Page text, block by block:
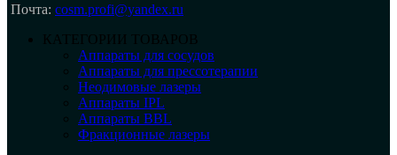
Почта: cosm.profi@yandex.ru
КАТЕГОРИИ ТОВАРОВ
Аппараты для сосудов
Аппараты для прессотерапии
Неодимовые лазеры
Аппараты IPL
Аппараты BBL
Фракционные лазеры